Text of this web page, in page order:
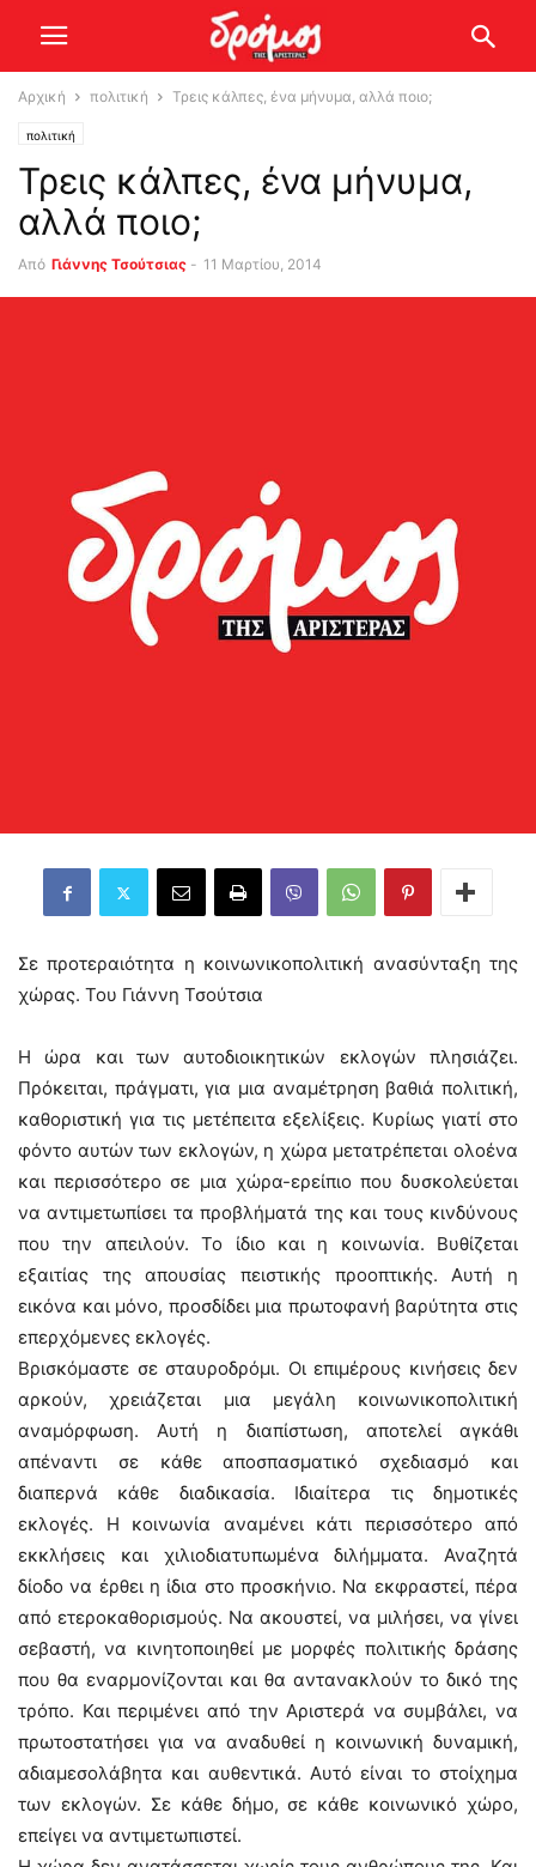
Αρχική πολιτική Τρεις κάλπες, ένα μήνυμα, αλλά ποιο;
πολιτική
Τρεις κάλπες, ένα μήνυμα,
αλλά ποιο;
Από Γιάννης Τσούτσιας - 11 Μαρτίου, 2014
Σε προτεραιότητα η κοινωνικοπολιτική ανασύνταξη της
χώρας. Του Γιάννη Τσούτσια
Η ώρα και των αυτοδιοικητικών εκλογών πλησιάζει.
Πρόκειται, πράγματι, για μια αναμέτρηση βαθιά πολιτική,
καθοριστική για τις μετέπειτα εξελίξεις. Κυρίως γιατί στο
φόντο αυτών των εκλογών, η χώρα μετατρέπεται ολοένα
και περισσότερο σε μια χώρα-ερείπιο που δυσκολεύεται
να αντιμετωπίσει τα προβλήματά της και τους κινδύνους
που την απειλούν. Το ίδιο και η κοινωνία. Βυθίζεται
εξαιτίας της απουσίας πειστικής προοπτικής. Αυτή η
εικόνα και μόνο, προσδίδει μια πρωτοφανή βαρύτητα στις
επερχόμενες εκλογές.
Βρισκόμαστε σε σταυροδρόμι. Οι επιμέρους κινήσεις δεν
αρκούν, χρειάζεται μια μεγάλη κοινωνικοπολιτική
αναμόρφωση. Αυτή η διαπίστωση, αποτελεί αγκάθι
απέναντι σε κάθε αποσπασματικό σχεδιασμό και
διαπερνά κάθε διαδικασία. Ιδιαίτερα τις δημοτικές
εκλογές. Η κοινωνία αναμένει κάτι περισσότερο από
εκκλήσεις και χιλιοδιατυπωμένα διλήμματα. Αναζητά
δίοδο να έρθει η ίδια στο προσκήνιο. Να εκφραστεί, πέρα
από ετεροκαθορισμούς. Να ακουστεί, να μιλήσει, να γίνει
σεβαστή, να κινητοποιηθεί με μορφές πολιτικής δράσης
που θα εναρμονίζονται και θα αντανακλούν το δικό της
τρόπο. Και περιμένει από την Αριστερά να συμβάλει, να
πρωτοστατήσει για να αναδυθεί η κοινωνική δυναμική,
αδιαμεσολάβητα και αυθεντικά. Αυτό είναι το στοίχημα
των εκλογών. Σε κάθε δήμο, σε κάθε κοινωνικό χώρο,
επείγει να αντιμετωπιστεί.